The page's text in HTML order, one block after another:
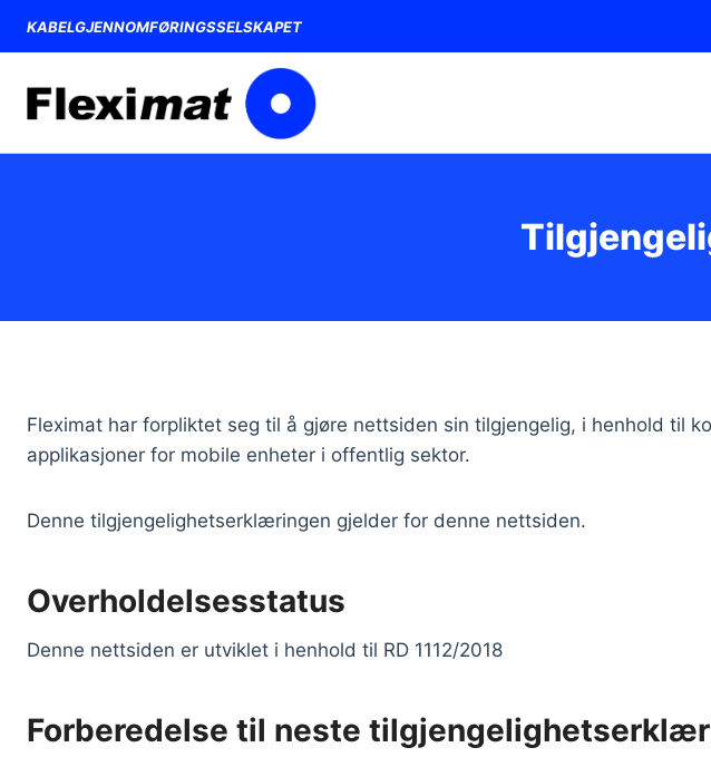
KABELGJENNOMFØRINGSSELSKAPET
Fleximat har forpliktet seg til å gjøre nettsiden sin tilgjengelig, i henhold til
applikasjoner for mobile enheter i offentlig sektor.
Denne tilgjengelighetserklæringen gjelder for denne nettsiden.
Overholdelsesstatus
Denne nettsiden er utviklet i henhold til RD 1112/2018
Forberedelse til neste